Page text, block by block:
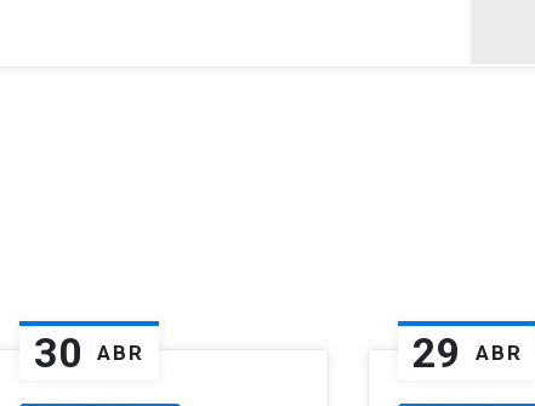
30 ABR 29 ABR